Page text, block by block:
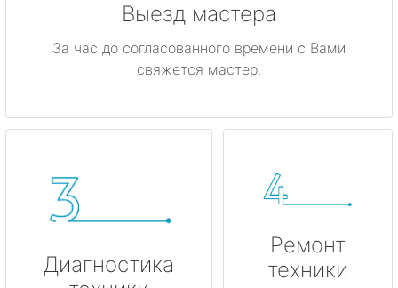
Выезд мастера
За час до согласованного времени с Вами
свяжется мастер.
Диагностика
Ремонт
техники